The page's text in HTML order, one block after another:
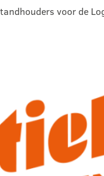
voor de